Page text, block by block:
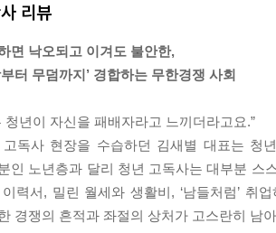
도 발전과 생산성을 추구해야 하니 가사 노
레기와 동거하는 청년들」 중에서
게 좁아지고 있을 뿐이다. 기업이 요구하는
니다. 설상가상으로 ‘인공지능이 신입보다
쉬었음 청년이 쉬는 이유는 똑같다. 일자
좋은 일자리를 구하지 못해 불안정 노동에
비할 수 있다면, 그 시간까지 미래를 위해 ‘
리뷰
면 낙오되고 이겨도 불안한,
부터 무덤까지’ 경합하는 무한경쟁 사회
청년이 자신을 패배자라고 느끼더라고요.”
고독사 현장을 수습하던 김새별 대표는 청
인 노년층과 달리 청년 고독사는 대부분 스
력서, 밀린 월세와 생활비, ‘남들처럼’
경쟁의 흔적과 좌절의 상처가 고스란히 남